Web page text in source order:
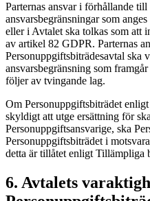
Parternas ansvar i förhållande
ansvarsbegränsningar som
eller i Avtalet ska tolkas som att
av artikel 82 GDPR. Parternas
Personuppgiftsbiträdesavtal ska
ansvarsbegränsning som
följer av tvingande lag.
Om Personuppgiftsbiträdet
skyldigt att utge ersättning för
Personuppgiftsansvarige, ska
Personuppgiftsbiträdet i
detta är tillåtet enligt Tillämpliga
6. Avtalets